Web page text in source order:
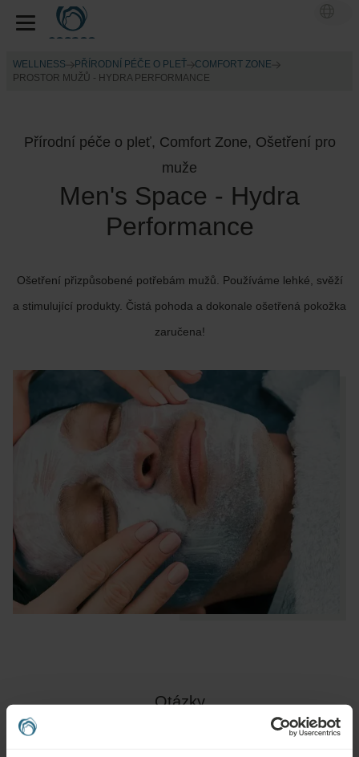
WELLNESS PŘÍRODNÍ PÉČE O PLEŤ
COMFORT ZONE
PROSTOR MUŽŮ - HYDRA PERFORMANCE
Přírodní péče o pleť, Comfort Zone, Ošetření pro
muže
Men's Space - Hydra
Performance
Ošetření přizpůsobené potřebám mužů. Používáme lehké, svěží
a stimulující produkty. Čistá pohoda a dokonale ošetřená pokožka
zaručena!
Otázky
Obraťte se na nás s jakýmikoli dotazy ohledně našich hotelů Ensana nebo